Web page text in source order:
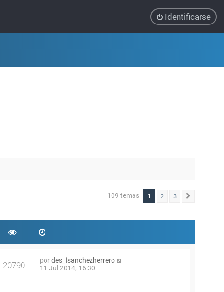
Identificarse
109 temas 1 2 3
20790 pordes_fsanchezherrero
11 Jul 2014, 16:30